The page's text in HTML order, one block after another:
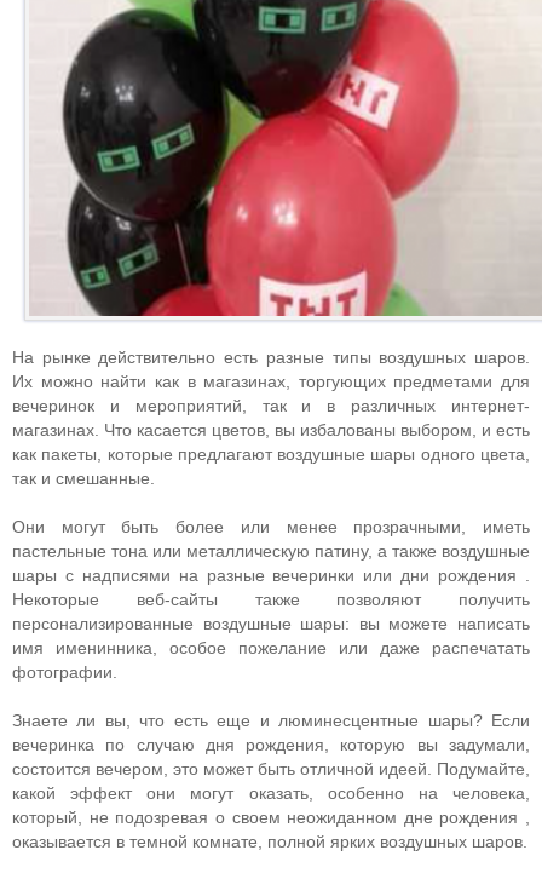
На рынке действительно есть разные типы воздушных шаров.
Их можно найти как в магазинах, торгующих предметами для
вечеринок и мероприятий, так и в различных интернет-
магазинах. Что касается цветов, вы избалованы выбором, и есть
как пакеты, которые предлагают воздушные шары одного цвета,
так и смешанные.
Они могут быть более или менее прозрачными, иметь
пастельные тона или металлическую патину, а также воздушные
шары с надписями на разные вечеринки или дни рождения .
Некоторые веб-сайты также позволяют получить
персонализированные воздушные шары: вы можете написать
имя именинника, особое пожелание или даже распечатать
фотографии.
Знаете ли вы, что есть еще и люминесцентные шары? Если
вечеринка по случаю дня рождения, которую вы задумали,
состоится вечером, это может быть отличной идеей. Подумайте,
какой эффект они могут оказать, особенно на человека,
который, не подозревая о своем неожиданном дне рождения ,
оказывается в темной комнате, полной ярких воздушных шаров.